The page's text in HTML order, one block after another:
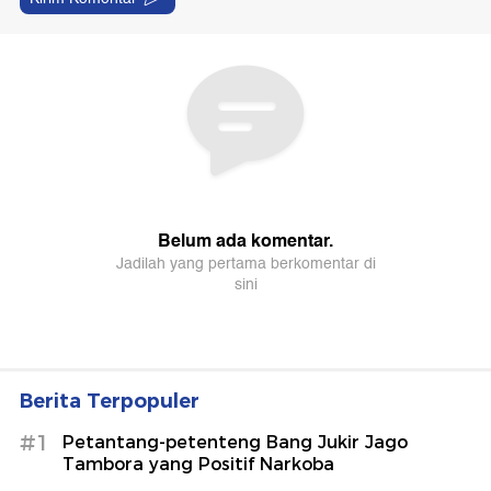
Berita Terpopuler
#1
Petantang-petenteng Bang Jukir Jago
Tambora yang Positif Narkoba